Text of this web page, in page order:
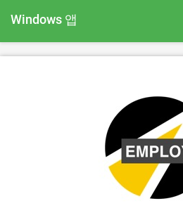
Windows 앱